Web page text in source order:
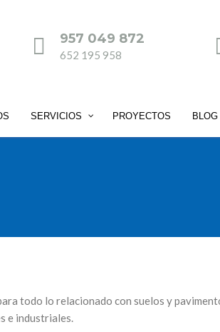
957 049 872
652 195 958
SERVICIOS PROYECTOS BLOG
todo lo relacionado con suelos y
e industriales.